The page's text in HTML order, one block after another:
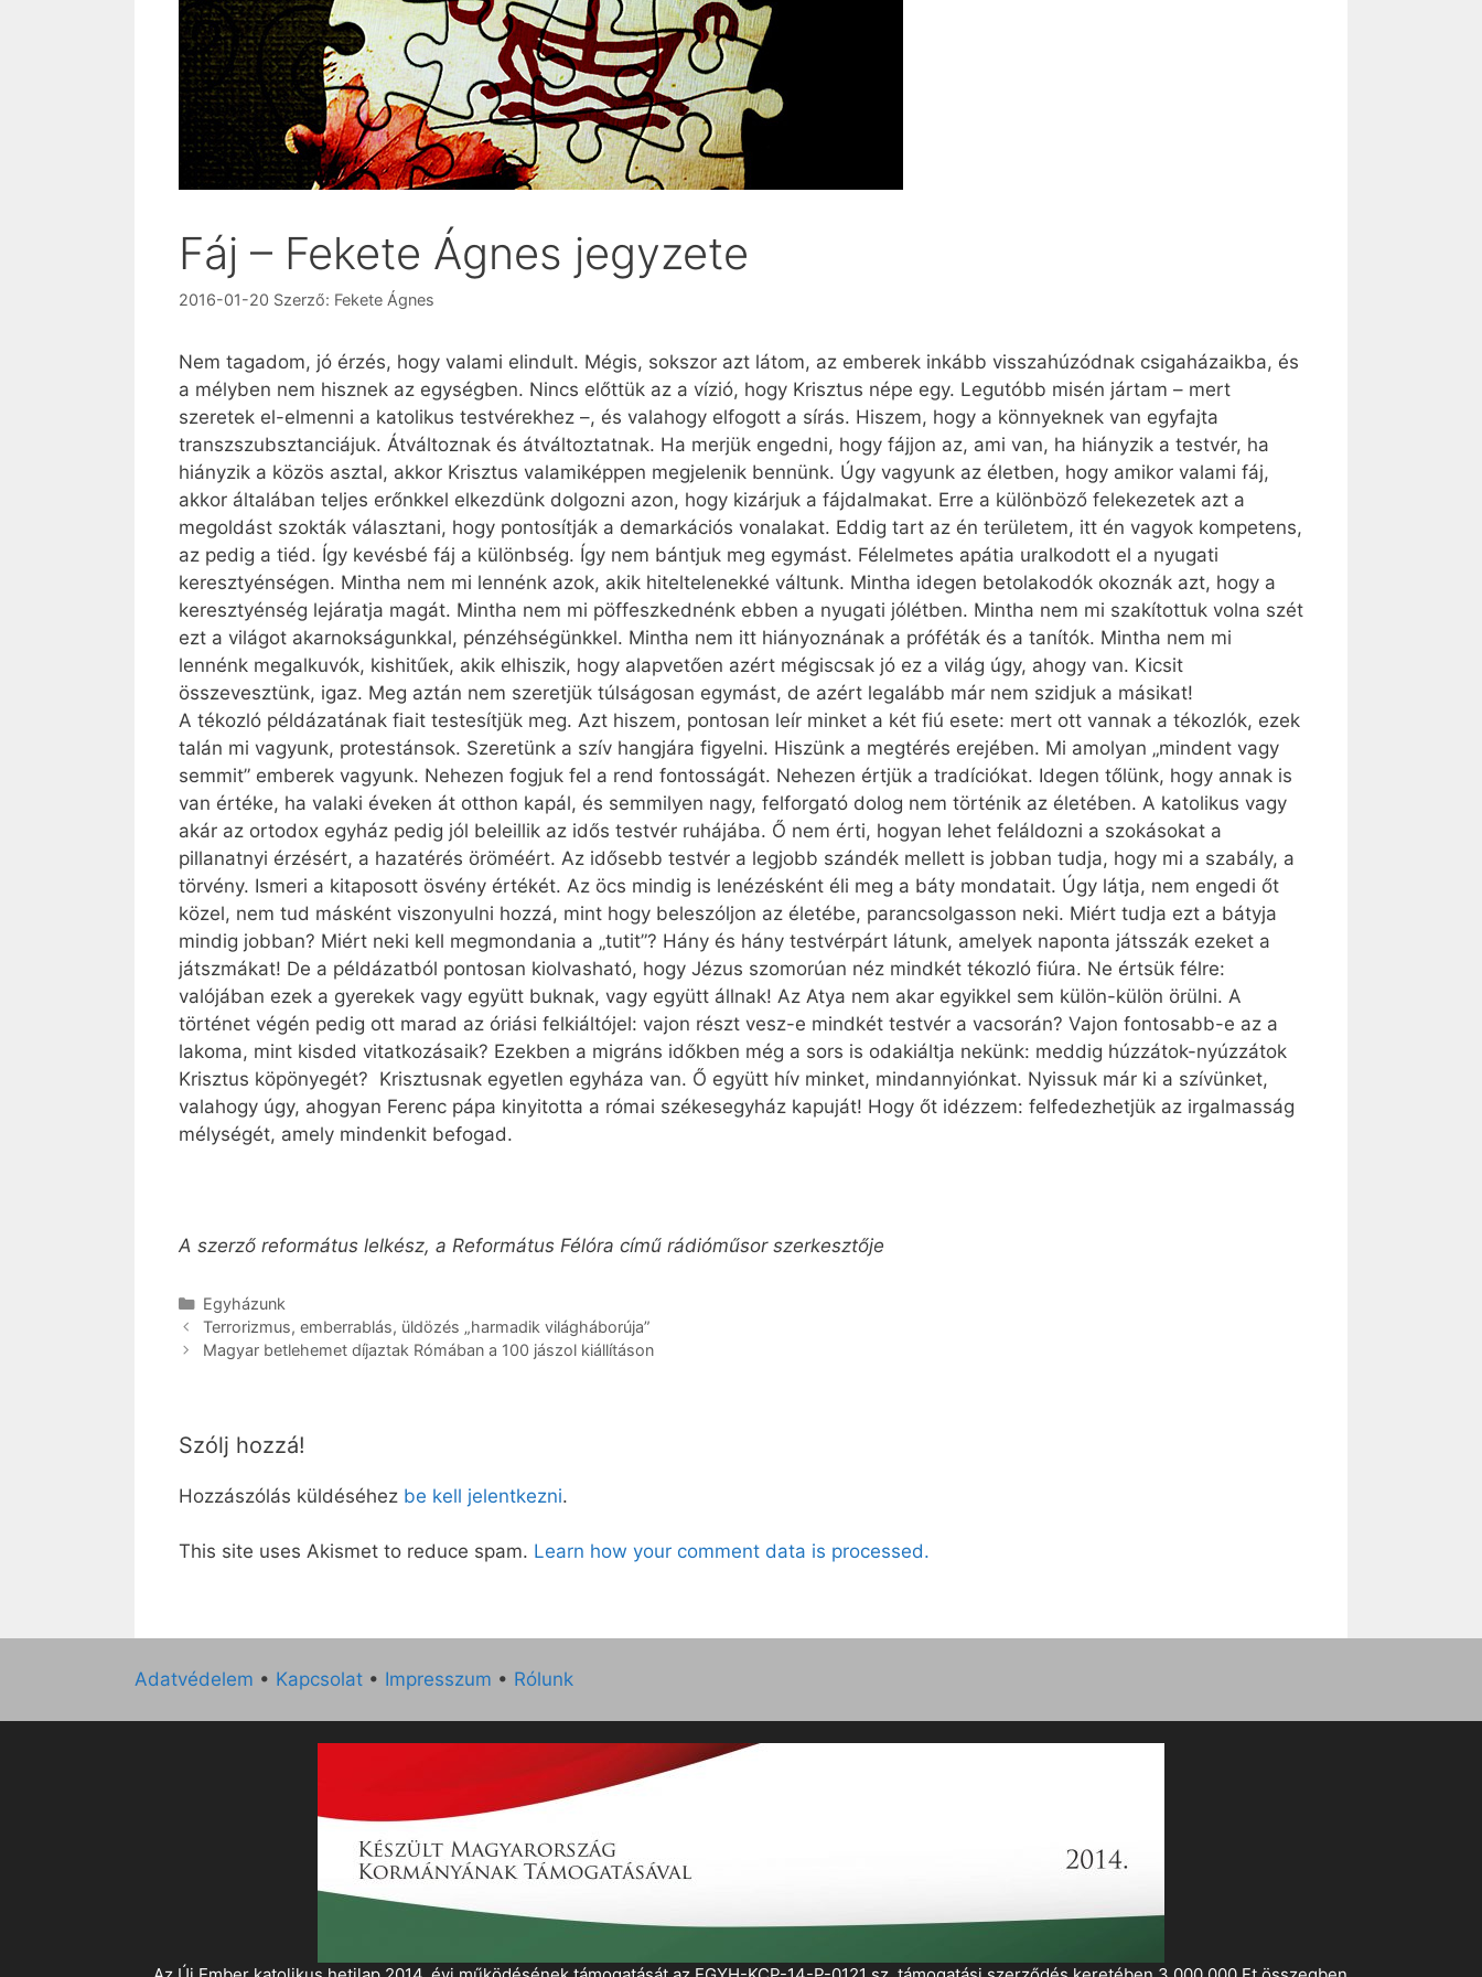
Fáj – Fekete Ágnes jegyzete
2016-01-20 Szerző: Fekete Ágnes
Nem tagadom, jó érzés, hogy valami elindult. Mégis, sokszor azt látom, az emberek inkább visszahúzódnak csigaházaikba, és
a mélyben nem hisznek az egységben. Nincs előttük az a vízió, hogy Krisztus népe egy. Legutóbb misén jártam – mert
szeretek el-elmenni a katolikus testvérekhez –, és valahogy elfogott a sírás. Hiszem, hogy a könnyeknek van egyfajta
transzszub­sztan­ciájuk. Átváltoznak és átváltoztatnak. Ha merjük engedni, hogy fájjon az, ami van, ha hiányzik a testvér, ha
hiányzik a közös asztal, akkor Krisztus valamiképpen megjelenik bennünk. Úgy vagyunk az életben, hogy amikor valami fáj,
akkor általában teljes erőnkkel elkezdünk dolgozni azon, hogy kizárjuk a fájdalmakat. Erre a különböző felekezetek azt a
megoldást szokták választani, hogy pontosítják a demarkációs vonalakat. Eddig tart az én területem, itt én vagyok kompetens,
az pedig a tiéd. Így kevésbé fáj a különbség. Így nem bántjuk meg egymást. Félelmetes apátia uralkodott el a nyugati
keresztyénségen. Mintha nem mi lennénk azok, akik hiteltelenekké váltunk. Mintha idegen betolakodók okoznák azt, hogy a
keresztyénség lejáratja magát. Mintha nem mi pöffeszkednénk ebben a nyugati jólétben. Mintha nem mi szakítottuk volna szét
ezt a világot akarnokságunkkal, pénzéhségünkkel. Mintha nem itt hiányoznának a próféták és a tanítók. Mintha nem mi
lennénk megalkuvók, kishitűek, akik elhiszik, hogy alapvetően azért mégiscsak jó ez a világ úgy, ahogy van. Kicsit
összevesztünk, igaz. Meg aztán nem szeretjük túlságosan egymást, de azért legalább már nem szidjuk a másikat!
A tékozló példázatának fiait testesítjük meg. Azt hiszem, pontosan leír minket a két fiú esete: mert ott vannak a tékozlók, ezek
talán mi vagyunk, protestánsok. Szeretünk a szív hangjára figyelni. Hiszünk a megtérés erejében. Mi amolyan „mindent vagy
semmit” emberek vagyunk. Nehezen fogjuk fel a rend fontosságát. Nehezen értjük a tradíciókat. Idegen tőlünk, hogy annak is
van értéke, ha valaki éveken át otthon kapál, és semmilyen nagy, felforgató dolog nem történik az életében. A katolikus vagy
akár az ortodox egyház pedig jól beleillik az idős testvér ruhájába. Ő nem érti, hogyan lehet feláldozni a szokásokat a
pillanatnyi érzésért, a hazatérés öröméért. Az idősebb testvér a legjobb szándék mellett is jobban tudja, hogy mi a szabály, a
törvény. Ismeri a kitaposott ösvény értékét. Az öcs mindig is lenézésként éli meg a báty mondatait. Úgy látja, nem engedi őt
közel, nem tud másként viszonyulni hozzá, mint hogy beleszóljon az életébe, parancsolgasson neki. Miért tudja ezt a bátyja
mindig jobban? Miért neki kell megmondania a „tutit”? Hány és hány testvérpárt látunk, amelyek naponta játsszák ezeket a
játszmákat! De a példázatból pontosan kiolvasható, hogy Jézus szomorúan néz mindkét tékozló fiúra. Ne értsük félre:
valójában ezek a gyerekek vagy együtt buknak, vagy együtt állnak! Az Atya nem akar egyikkel sem külön-külön örülni. A
történet végén pedig ott marad az óriási felkiáltójel: vajon részt vesz-e mindkét testvér a vacsorán? Vajon fontosabb-e az a
lakoma, mint kisded vitatko­­zásaik? Ezekben a migráns időkben még a sors is odakiáltja nekünk: meddig húzzátok-nyúzzátok
Krisztus köpönyegét? Krisztusnak egyetlen egyháza van. Ő együtt hív minket, mindannyiónkat. Nyissuk már ki a szívünket,
valahogy úgy, ahogyan Ferenc pápa kinyitotta a római székesegyház kapuját! Hogy őt idézzem: felfedezhetjük az irgalmasság
mélységét, amely mindenkit befogad.
A szerző református lelkész, a Református Félóra című rádióműsor szerkesztője
Kategória
Egyházunk
Terrorizmus, emberrablás, üldözés „harmadik világháborúja”
Magyar betlehemet díjaztak Rómában a 100 jászol kiállításon
Szólj hozzá!
Hozzászólás küldéséhez be kell jelentkezni.
This site uses Akismet to reduce spam. Learn how your comment data is processed.
Adatvédelem • Kapcsolat • Impresszum • Rólunk